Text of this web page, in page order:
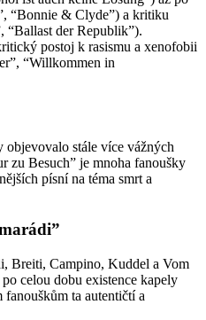
“Bonnie & Clyde”) a kritiku
“Ballast der Republik”).
postoj k rasismu a xenofobii
“Willkommen in
objevovalo stále více vážných
zu Besuch” je mnoha fanoušky
písní na téma smrt a
Breiti, Campino, Kuddel a Vom
celou dobu existence kapely
ta autentičtí a